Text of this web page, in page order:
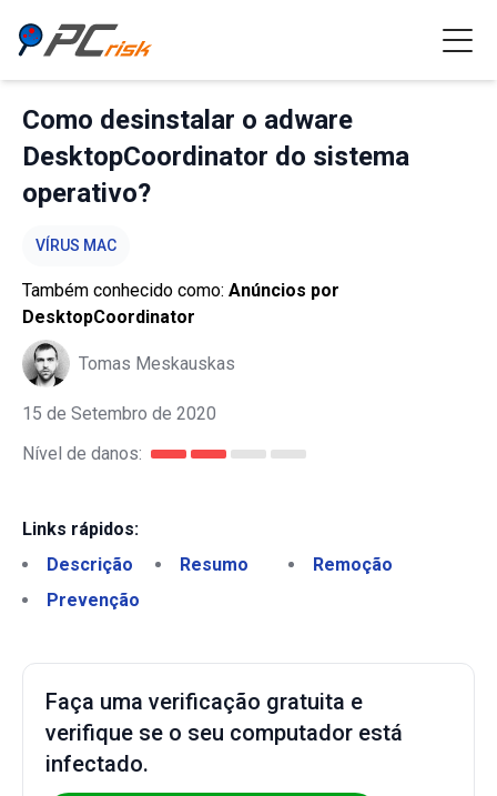
Como desinstalar o adware
DesktopCoordinator do sistema
operativo?
VÍRUS MAC
Também conhecido como: Anúncios por
DesktopCoordinator
Tomas Meskauskas
15 de Setembro de 2020
Nível de danos:
Links rápidos:
Descrição
Resumo
Remoção
Prevenção
Faça uma verificação gratuita e
verifique se o seu computador está
infectado.